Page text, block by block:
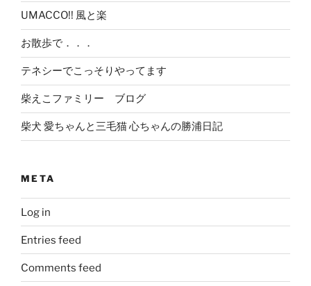
UMACCO!! 風と楽
お散歩で．．．
テネシーでこっそりやってます
柴えこファミリー ブログ
柴犬 愛ちゃんと三毛猫 心ちゃんの勝浦日記
META
Log in
Entries feed
Comments feed